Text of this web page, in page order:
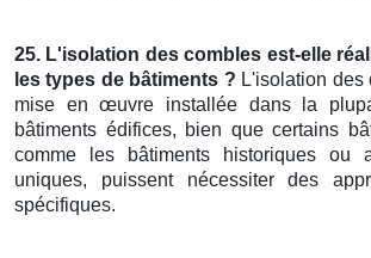
25. L'isolation des combles est-elle
les types de bâtiments ? L'isolation des
mise en œuvre installée dans la
bâtiments édifices, bien que certains
comme les bâtiments historiques ou
uniques, puissent nécessiter des
spécifiques.